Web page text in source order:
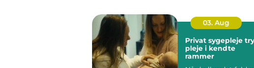
03. Aug
Privat sygepleje tryg
pleje i kendte
rammer